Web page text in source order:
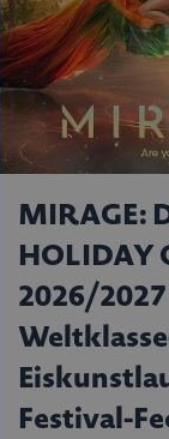
MIRAGE:
HOLIDAY
2026/
Festival-